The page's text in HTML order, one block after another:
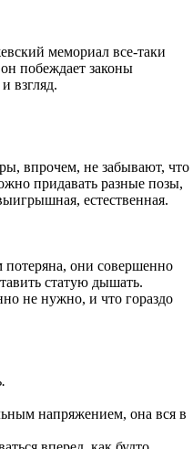
мемориал все-таки
побеждает законы
взгляд.
впрочем, не забывают, что
придавать разные позы,
естественная.
потеряна, они совершенно
статую дышать.
не нужно, и что гораздо
напряжением, она вся в